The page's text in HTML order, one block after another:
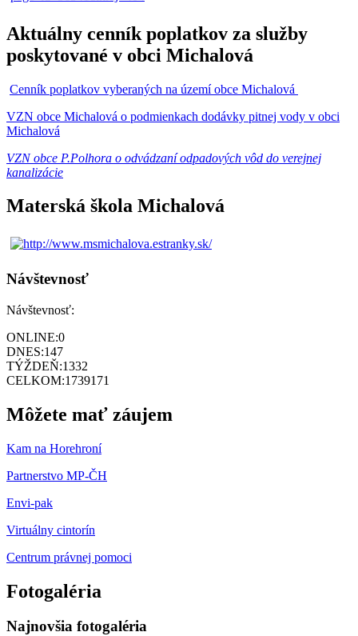
Aktuálny cenník poplatkov za služby
poskytované v obci Michalová
Cenník poplatkov vyberaných na území obce Michalová
VZN obce Michalová o podmienkach dodávky pitnej vody v obci
Michalová
VZN obce P.Polhora o odvádzaní odpadových vôd do verejnej
kanalizácie
Materská škola Michalová
Návštevnosť
Návštevnosť:
ONLINE:0
DNES:147
TÝŽDEŇ:1332
CELKOM:1739171
Môžete mať záujem
Kam na Horehroní
Partnerstvo MP-ČH
Envi-pak
Virtuálny cintorín
Centrum právnej pomoci
Fotogaléria
Najnovšia fotogaléria